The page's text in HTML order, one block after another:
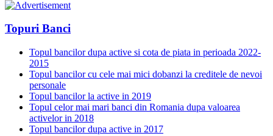
Topuri Banci
Topul bancilor dupa active si cota de piata in perioada 2022-
2015
Topul bancilor cu cele mai mici dobanzi la creditele de nevoi
personale
Topul bancilor la active in 2019
Topul celor mai mari banci din Romania dupa valoarea
activelor in 2018
Topul bancilor dupa active in 2017